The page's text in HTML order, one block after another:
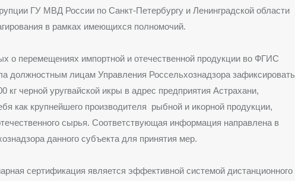
ГУ МВД России по Санкт-Петербургу и Ленинградской области
в рамках имеющихся полномочий.
о перемещениях импортной и отечественной продукции во ФГИС
должностным лицам Управления Россельхознадзора зафиксировать
кг черной уругвайской икры в адрес предприятия Астрахани,
как крупнейшего производителя рыбной и икорной продукции,
сырья. Соответствующая информация направлена в
данного субъекта для принятия мер.
сертификация является эффективной системой дистанционного